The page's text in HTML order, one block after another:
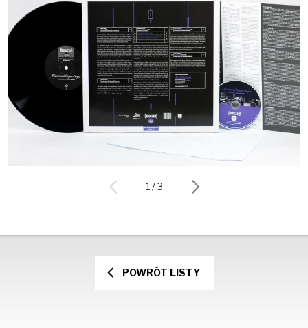
1 / 3
POWRÓT LISTY